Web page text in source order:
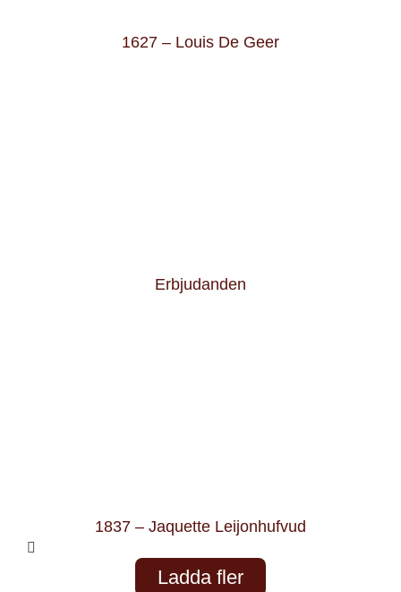
1627 – Louis De Geer
Erbjudanden
1837 – Jaquette Leijonhufvud
Ladda fler